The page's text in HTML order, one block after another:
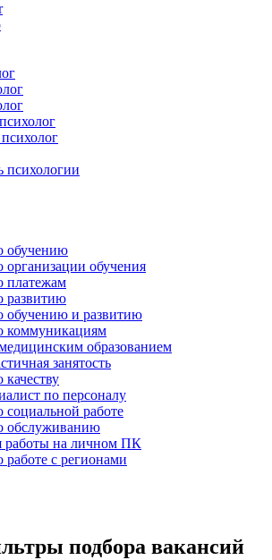
психологии
обучению
организации обучения
платежам
развитию
обучению и развитию
коммуникациям
образованием
занятость
качеству
по персоналу
социальной работе
обслуживанию
работы на личном ПК
работе с регионами
подбора вакансий